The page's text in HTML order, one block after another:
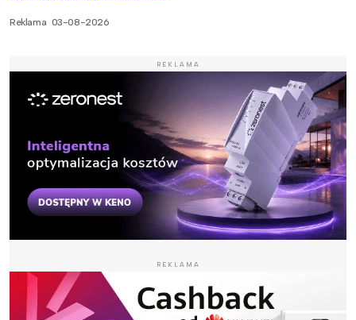
Reklama 03-08-2026
REKLAMA
REKLAMA